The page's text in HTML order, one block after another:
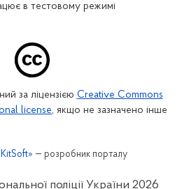
в тестовому режимі
за ліцензією Creative Commons
license, якщо не зазначено інше
поліції України 2026
— розробник порталу